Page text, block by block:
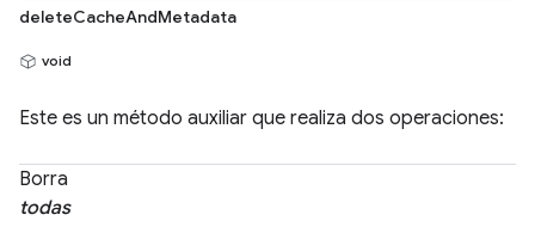
deleteCacheAndMetadata
void
Este es un método auxiliar que realiza dos operaciones:
Borra
todas